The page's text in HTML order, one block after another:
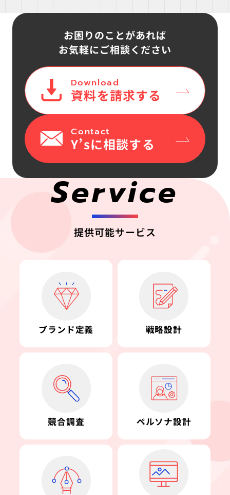
お困りのことがあれば
お気軽にご相談ください
Download
資料を請求する
Contact
Y’sに相談する
Service
提供可能サービス
ブランド定義 戦略設計
競合調査 ペルソナ設計